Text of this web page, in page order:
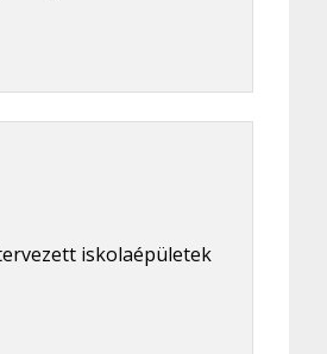
iskolaépületek